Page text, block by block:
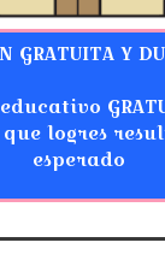
GRATUITA Y
logres
esperado